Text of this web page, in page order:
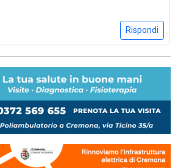
Rispondi